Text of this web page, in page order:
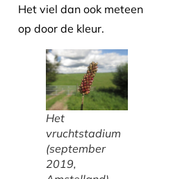
Het viel dan ook meteen
op door de kleur.
Het
vruchtstadium
(september
2019,